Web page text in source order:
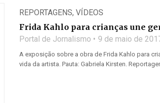
REPORTAGENS, VÍDEOS
Frida Kahlo para crianças une
Portal de Jornalismo 9 de maio de
A exposição sobre a obra de Frida Kahlo para
vida da artista. Pauta: Gabriela Kirsten.